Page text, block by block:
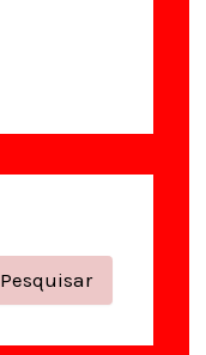
Pesquisar